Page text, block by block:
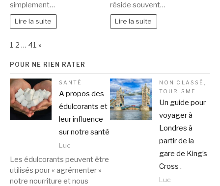
simplement…
Lire la suite
réside souvent…
Lire la suite
Page:
1 2 … 41 Next
»
POUR NE RIEN RATER
SANTÉ
A propos des
édulcorants et
leur influence
sur notre santé
Luc
Les édulcorants peuvent être
utilisés pour « agrémenter »
notre nourriture et nous
NON CLASSÉ ,
TOURISME
Un guide pour
voyager à
Londres à
partir de la
gare de King’s
Cross .
Luc